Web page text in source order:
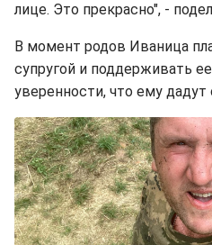
лице. Это прекрасно", -
В момент родов Иваница
супругой и поддерживать
уверенности, что ему дадут